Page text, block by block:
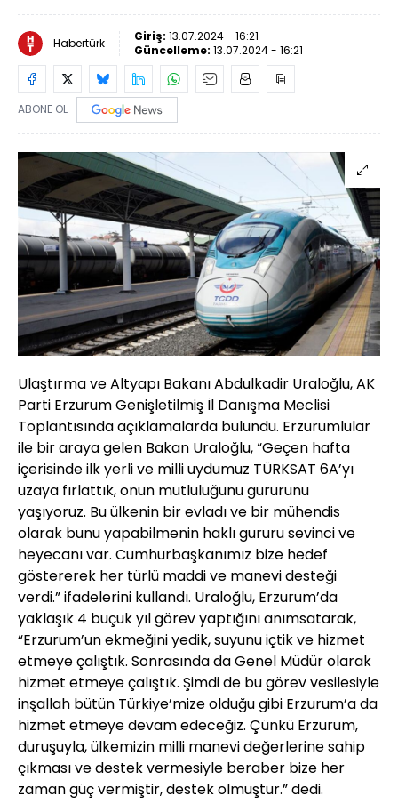
Habertürk Giriş: 13.07.2024 - 16:21
Güncelleme: 13.07.2024 - 16:21
ABONE OL
Ulaştırma ve Altyapı Bakanı Abdulkadir Uraloğlu, AK
Parti Erzurum Genişletilmiş İl Danışma Meclisi
Toplantısında açıklamalarda bulundu. Erzurumlular
ile bir araya gelen Bakan Uraloğlu, “Geçen hafta
içerisinde ilk yerli ve milli uydumuz TÜRKSAT 6A’yı
uzaya fırlattık, onun mutluluğunu gururunu
yaşıyoruz. Bu ülkenin bir evladı ve bir mühendis
olarak bunu yapabilmenin haklı gururu sevinci ve
heyecanı var. Cumhurbaşkanımız bize hedef
göstererek her türlü maddi ve manevi desteği
verdi.” ifadelerini kullandı. Uraloğlu, Erzurum’da
yaklaşık 4 buçuk yıl görev yaptığını anımsatarak,
“Erzurum’un ekmeğini yedik, suyunu içtik ve hizmet
etmeye çalıştık. Sonrasında da Genel Müdür olarak
hizmet etmeye çalıştık. Şimdi de bu görev vesilesiyle
inşallah bütün Türkiye’mize olduğu gibi Erzurum’a da
hizmet etmeye devam edeceğiz. Çünkü Erzurum,
duruşuyla, ülkemizin milli manevi değerlerine sahip
çıkması ve destek vermesiyle beraber bize her
zaman güç vermiştir, destek olmuştur.” dedi.